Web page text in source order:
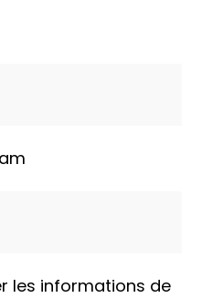
les informations de